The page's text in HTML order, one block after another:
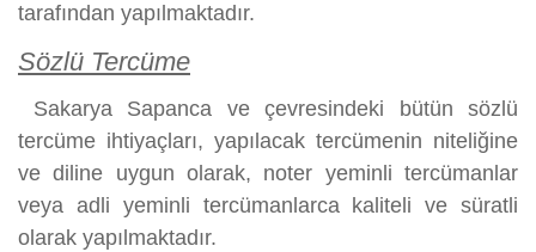
tarafından yapılmaktadır.
Sözlü Tercüme
Sakarya Sapanca ve çevresindeki bütün sözlü
tercüme ihtiyaçları, yapılacak tercümenin niteliğine
ve diline uygun olarak, noter yeminli tercümanlar
veya adli yeminli tercümanlarca kaliteli ve süratli
olarak yapılmaktadır.